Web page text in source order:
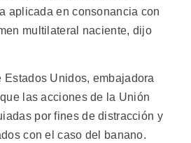
aplicada en consonancia con
multilateral naciente, dijo
Estados Unidos, embajadora
las acciones de la Unión
por fines de distracción y
con el caso del banano.